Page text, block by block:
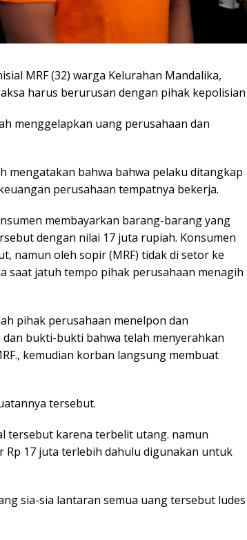
MRF (32) warga Kelurahan Mandalika,
harus berurusan dengan pihak kepolisian
menggelapkan uang perusahaan dan
mengatakan bahwa bahwa pelaku ditangkap
perusahaan tempatnya bekerja.
membayarkan barang-barang yang
dengan nilai 17 juta rupiah. Konsumen
namun oleh sopir (MRF) tidak di setor ke
saat jatuh tempo pihak perusahaan menagih
pihak perusahaan menelpon dan
bukti-bukti bahwa telah menyerahkan
kemudian korban langsung membuat
tersebut.
tersebut karena terbelit utang. namun
Rp 17 juta terlebih dahulu digunakan untuk
sia-sia lantaran semua uang tersebut ludes